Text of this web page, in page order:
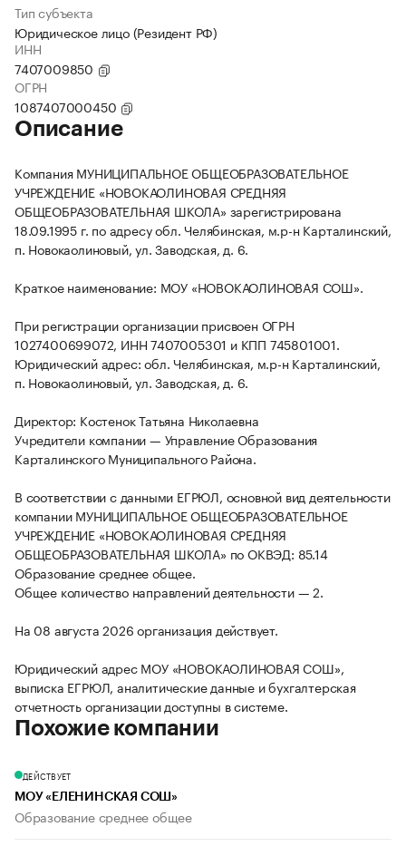
Тип субъекта
Юридическое лицо (Резидент РФ)
ИНН
7407009850
ОГРН
1087407000450
Описание
Компания МУНИЦИПАЛЬНОЕ ОБЩЕОБРАЗОВАТЕЛЬНОЕ
УЧРЕЖДЕНИЕ «НОВОКАОЛИНОВАЯ СРЕДНЯЯ
ОБЩЕОБРАЗОВАТЕЛЬНАЯ ШКОЛА» зарегистрирована
18.09.1995 г. по адресу обл. Челябинская, м.р-н Карталинский,
п. Новокаолиновый, ул. Заводская, д. 6.
Краткое наименование: МОУ «НОВОКАОЛИНОВАЯ СОШ».
При регистрации организации присвоен ОГРН
1027400699072, ИНН 7407005301 и КПП 745801001.
Юридический адрес: обл. Челябинская, м.р-н Карталинский,
п. Новокаолиновый, ул. Заводская, д. 6.
Директор: Костенок Татьяна Николаевна
Учредители компании — Управление Образования
Карталинского Муниципального Района.
В соответствии с данными ЕГРЮЛ, основной вид деятельности
компании МУНИЦИПАЛЬНОЕ ОБЩЕОБРАЗОВАТЕЛЬНОЕ
УЧРЕЖДЕНИЕ «НОВОКАОЛИНОВАЯ СРЕДНЯЯ
ОБЩЕОБРАЗОВАТЕЛЬНАЯ ШКОЛА» по ОКВЭД: 85.14
Образование среднее общее.
Общее количество направлений деятельности — 2.
На 08 августа 2026 организация действует.
Юридический адрес МОУ «НОВОКАОЛИНОВАЯ СОШ»,
выписка ЕГРЮЛ, аналитические данные и бухгалтерская
отчетность организации доступны в системе.
Похожие компании
ДЕЙСТВУЕТ
МОУ «ЕЛЕНИНСКАЯ СОШ»
Образование среднее общее